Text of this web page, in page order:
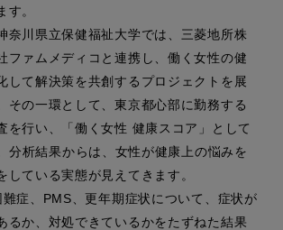
す。
川県立保健福祉大学では、三菱地所株
ファムメディコと連携し、働く女性の健
して解決策を共創するプロジェクトを展
その一環として、東京都心部に勤務する
を行い、「働く女性 健康スコア」として
分析結果からは、女性が健康上の悩みを
している実態が見えてきます。
症、PMS、更年期症状について、症状が
るか、対処できているかをたずねた結果